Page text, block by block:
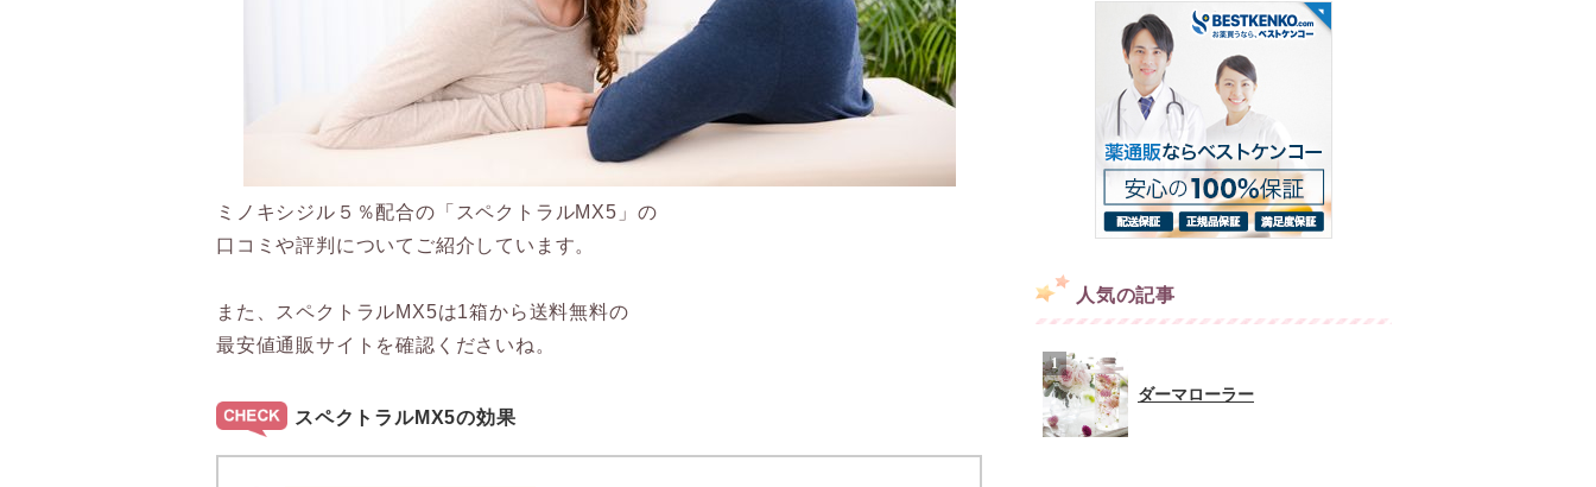
ミノキシジル５％配合の「スペクトラルMX5」の
口コミや評判についてご紹介しています。
また、スペクトラルMX5は1箱から送料無料の
最安値通販サイトを確認くださいね。
スペクトラルMX5の効果
人気の記事
ダーマローラー